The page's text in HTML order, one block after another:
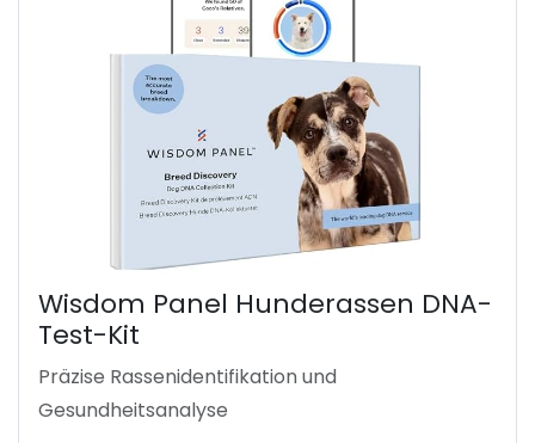
Wisdom Panel Hunderassen DNA-
Test-Kit
Präzise Rassenidentifikation und
Gesundheitsanalyse